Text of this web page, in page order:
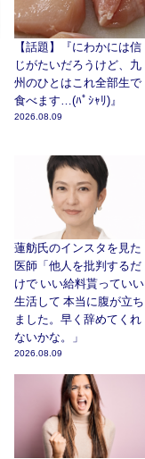
【話題】『にわかには信
じがたいだろうけど、九
州のひとはこれ全部生で
食べます…(ﾊﾟｼｬﾘ)』
2026.08.09
蓮舫氏のインスタを見た
医師「他人を批判するだ
けで いい給料貰っていい
生活して 本当に腹が立ち
ました。早く辞めてくれ
ないかな。」
2026.08.09